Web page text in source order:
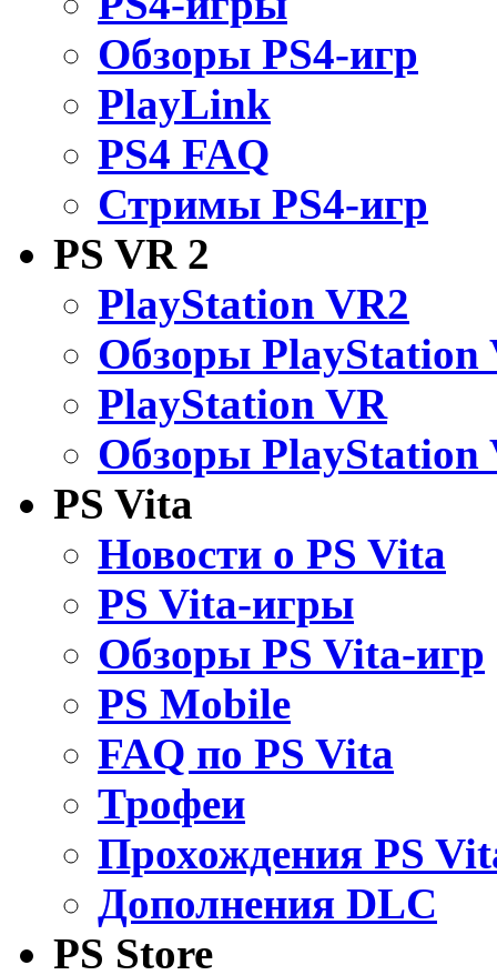
Обзоры PS4-игр
PlayLink
PS4 FAQ
Стримы PS4-игр
PS VR 2
PlayStation VR2
Обзоры PlayStation
PlayStation VR
Обзоры PlayStation
PS Vita
Новости о PS Vita
PS Vita-игры
Обзоры PS Vita-игр
PS Mobile
FAQ по PS Vita
Трофеи
Прохождения PS
Дополнения DLC
PS Store